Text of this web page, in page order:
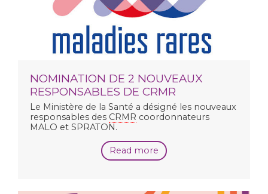
NOMINATION DE 2 NOUVEAUX
RESPONSABLES DE CRMR
Le Ministère de la Santé a désigné les nouveaux
responsables des CRMR coordonnateurs
MALO et SPRATON.
Read more